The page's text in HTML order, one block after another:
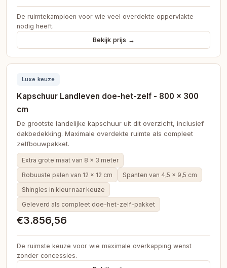
De ruimtekampioen voor wie veel overdekte oppervlakte
nodig heeft.
Bekijk prijs →
Luxe keuze
Kapschuur Landleven doe-het-zelf - 800 × 300
cm
De grootste landelijke kapschuur uit dit overzicht, inclusief
dakbedekking. Maximale overdekte ruimte als compleet
zelfbouwpakket.
Extra grote maat van 8 × 3 meter
Robuuste palen van 12 × 12 cm
Spanten van 4,5 × 9,5 cm
Shingles in kleur naar keuze
Geleverd als compleet doe-het-zelf-pakket
€3.856,56
De ruimste keuze voor wie maximale overkapping wenst
zonder concessies.